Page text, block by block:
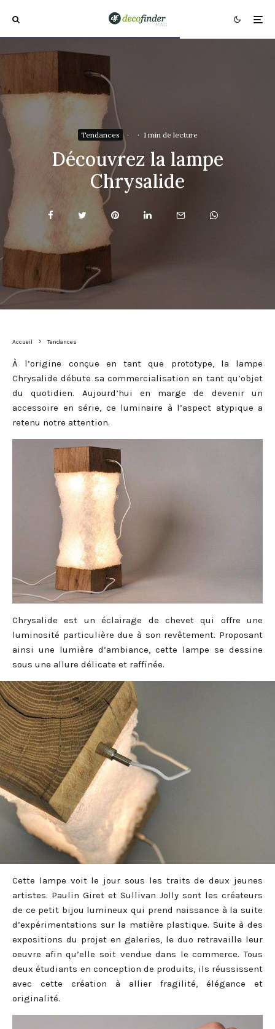
Tendances · · 1 min de lecture
Découvrez la lampe
Chrysalide
Accueil Tendances
À l’origine conçue en tant que prototype, la lampe
Chrysalide débute sa commercialisation en tant qu’objet
du quotidien. Aujourd’hui en marge de devenir un
accessoire en série, ce luminaire à l’aspect atypique a
retenu notre attention.
Chrysalide est un éclairage de chevet qui offre une
luminosité particulière due à son revêtement. Proposant
ainsi une lumière d’ambiance, cette lampe se dessine
sous une allure délicate et raffinée.
Cette lampe voit le jour sous les traits de deux jeunes
artistes. Paulin Giret et Sullivan Jolly sont les créateurs
de ce petit bijou lumineux qui prend naissance à la suite
d’expérimentations sur la matière plastique. Suite à des
expositions du projet en galeries, le duo retravaille leur
oeuvre afin qu’elle soit vendue dans le commerce. Tous
deux étudiants en conception de produits, ils réussissent
avec cette création à allier fragilité, élégance et
originalité.